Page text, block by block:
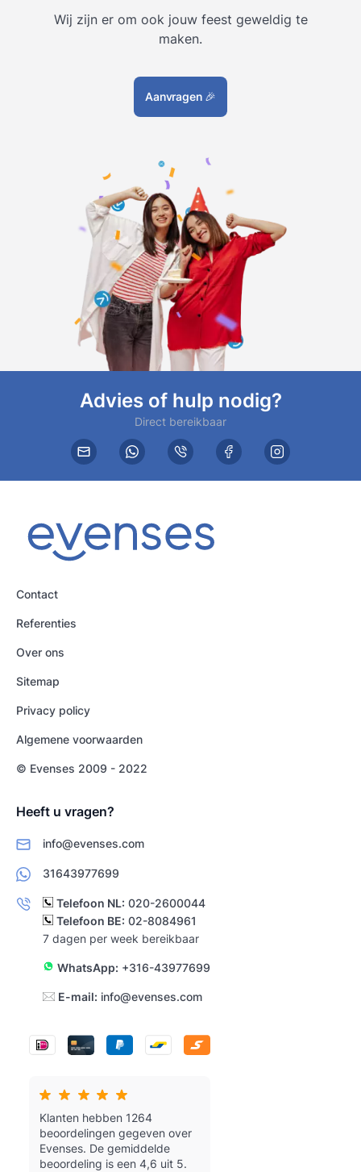
Wij zijn er om ook jouw feest geweldig te
maken.
Aanvragen 🎉
Advies of hulp nodig?
Direct bereikbaar
Contact
Referenties
Over ons
Sitemap
Privacy policy
Algemene voorwaarden
© Evenses 2009 - 2022
Heeft u vragen?
info@evenses.com
31643977699
Telefoon NL: 020-2600044
Telefoon BE: 02-8084961
7 dagen per week bereikbaar
WhatsApp: +316-43977699
E-mail: info@evenses.com
Klanten hebben 1264
beoordelingen gegeven over
Evenses. De gemiddelde
beoordeling is een 4,6 uit 5.